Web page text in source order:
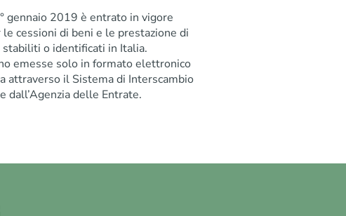
gennaio 2019 è entrato in vigore
cessioni di beni e le prestazione di
o identificati in Italia.
emesse solo in formato elettronico
attraverso il Sistema di Interscambio
dall’Agenzia delle Entrate.